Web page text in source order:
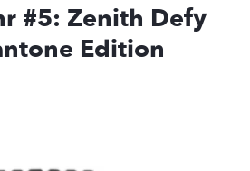
#5: Zenith Defy
Edition